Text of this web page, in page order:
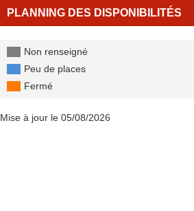
PLANNING DES DISPONIBILITÉS
Non renseigné
Peu de places
Fermé
Mise à jour le 05/08/2026